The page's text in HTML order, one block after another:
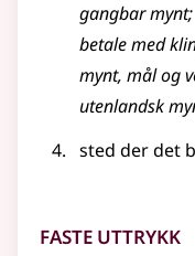
gangbarmynt;
betale med
mynt, mål og
utenlandsk
sted der det
Faste uttrykk